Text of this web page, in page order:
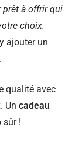
prêt à offrir qui
choix.
ajouter un
qualité avec
Un cadeau
sûr !